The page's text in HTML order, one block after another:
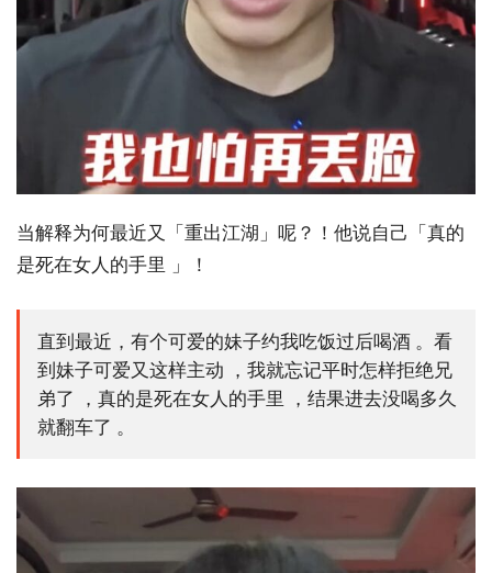
当解释为何最近又「重出江湖」呢？！他说自己「真的
是死在女人的手里 」！
直到最近，有个可爱的妹子约我吃饭过后喝酒 。看
到妹子可爱又这样主动 ，我就忘记平时怎样拒绝兄
弟了 ，真的是死在女人的手里 ，结果进去没喝多久
就翻车了 。